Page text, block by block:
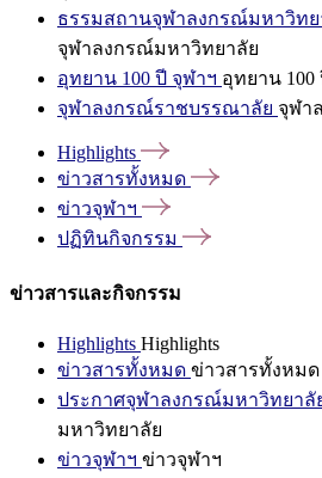
ธรรมสถานจุฬาลงกรณ์มหาวิทย
จุฬาลงกรณ์มหาวิทยาลัย
อุทยาน 100 ปี จุฬาฯ อุทยาน 100
จุฬาลงกรณ์ราชบรรณาลัย จุฬา
Highlights
ข่าวสารทั้งหมด
ข่าวจุฬาฯ
ปฏิทินกิจกรรม
ข่าวสารและกิจกรรม
Highlights Highlights
ข่าวสารทั้งหมด ข่าวสารทั้งหมด
ประกาศจุฬาลงกรณ์มหาวิทยาลั
มหาวิทยาลัย
ข่าวจุฬาฯ ข่าวจุฬาฯ